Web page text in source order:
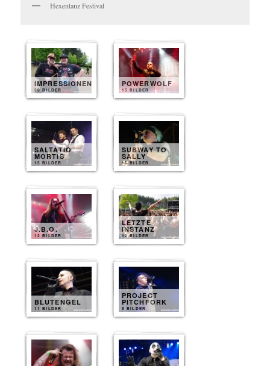
Hexentanz Festival
IMPRESSIONEN
30 BILDER
POWERWOLF
15 BILDER
SALTATIO
MORTIS
15 BILDER
SUBWAY TO
SALLY
15 BILDER
J.B.O.
12 BILDER
LETZTE
INSTANZ
12 BILDER
BLUTENGEL
11 BILDER
PROJECT
PITCHFORK
9 BILDER